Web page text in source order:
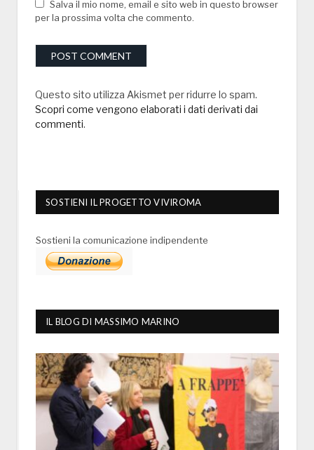
Salva il mio nome, email e sito web in questo browser
per la prossima volta che commento.
Questo sito utilizza Akismet per ridurre lo spam.
Scopri come vengono elaborati i dati derivati dai
commenti.
SOSTIENI IL PROGETTO VIVIROMA
Sostieni la comunicazione indipendente
IL BLOG DI MASSIMO MARINO